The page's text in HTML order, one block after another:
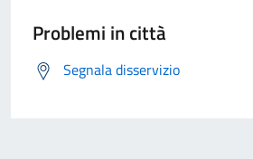
Problemi in città
Segnala disservizio